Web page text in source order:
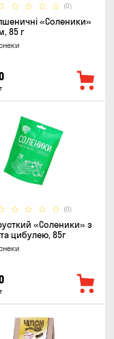
(0)
«Соленики»
85 г
(0)
«Соленики» з
цибулею, 85г